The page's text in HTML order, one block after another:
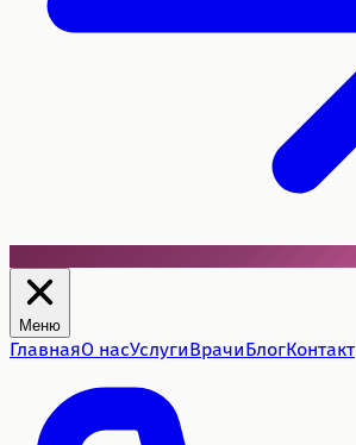
Меню
ГлавнаяО насУслугиВрачиБлогКонтакт